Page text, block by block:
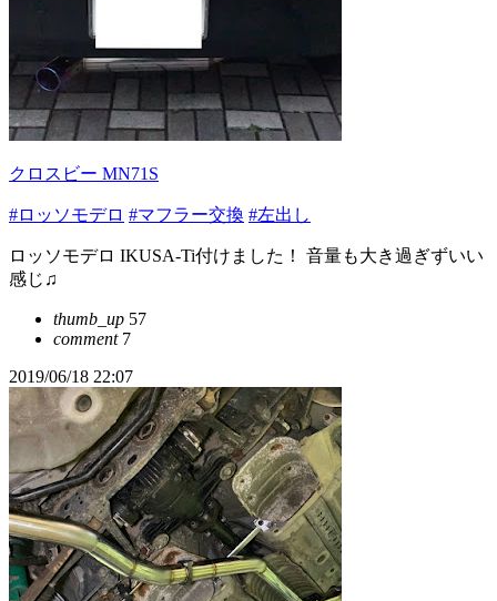
クロスビー MN71S
#ロッソモデロ #マフラー交換 #左出し
ロッソモデロ IKUSA-Ti付けました！ 音量も大き過ぎずいい
感じ♫
thumb_up 57
comment7
2019/06/18 22:07